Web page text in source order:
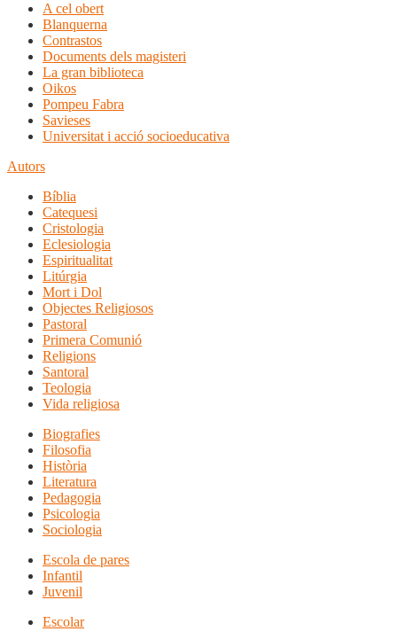
A cel obert
Blanquerna
Contrastos
Documents dels magisteri
La gran biblioteca
Oikos
Pompeu Fabra
Savieses
Universitat i acció socioeducativa
Autors
Bíblia
Catequesi
Cristologia
Eclesiologia
Espiritualitat
Litúrgia
Mort i Dol
Objectes Religiosos
Pastoral
Primera Comunió
Religions
Santoral
Teologia
Vida religiosa
Biografies
Filosofia
Història
Literatura
Pedagogia
Psicologia
Sociologia
Escola de pares
Infantil
Juvenil
Escolar